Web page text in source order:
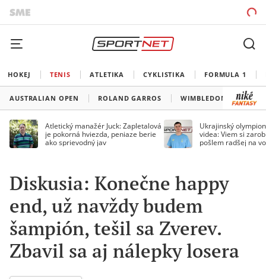
HOKEJ TENIS ATLETIKA CYKLISTIKA FORMULA 1
AUSTRALIAN OPEN ROLAND GARROS WIMBLEDON US
Atletický manažér Juck: Zapletalová
je pokorná hviezda, peniaze berie
ako sprievodný jav
Ukrajinský
videa: Viem si
pošlem radšej na
Diskusia: Konečne happy
end, už navždy budem
šampión, tešil sa Zverev.
Zbavil sa aj nálepky losera